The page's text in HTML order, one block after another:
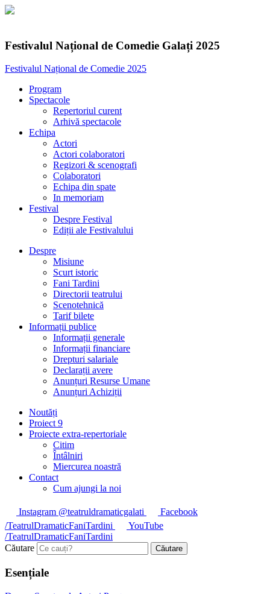
Festivalul Național de Comedie Galați 2025
Festivalul Național de Comedie 2025
Program
Spectacole
Repertoriul curent
Arhivă spectacole
Echipa
Actori
Actori colaboratori
Regizori & scenografi
Colaboratori
Echipa din spate
In memoriam
Festival
Despre Festival
Ediții ale Festivalului
Despre
Misiune
Scurt istoric
Fani Tardini
Directorii teatrului
Scenotehnică
Tarif bilete
Informații publice
Informații generale
Informații financiare
Drepturi salariale
Declarații avere
Anunțuri Resurse Umane
Anunțuri Achiziții
Noutăți
Proiect 9
Proiecte extra-repertoriale
Citim
Întâlniri
Miercurea noastră
Contact
Cum ajungi la noi
Instagram @teatruldramaticgalati
Facebook
/TeatrulDramaticFaniTardini
YouTube
/TeatrulDramaticFaniTardini
Căutare
Esențiale